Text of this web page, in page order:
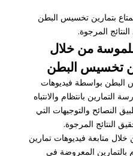
بتمارين تخسيس البطن
المرجوة.
من خلال
تخسيس البطن
البطن بواسطة فيديوهات
التمارين بانتظام والانتباه
النصائح والتوجيهات التي
النتائج المرجوة.
متابعة فيديوهات تمارين
المعروضة في